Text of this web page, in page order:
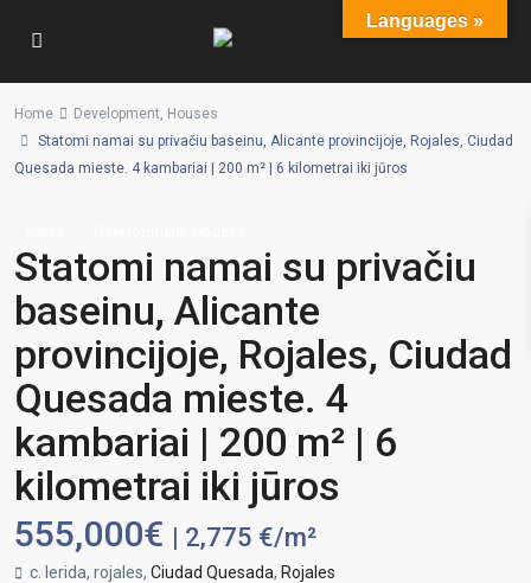
Home Development, Houses
Statomi namai su privačiu baseinu, Alicante provincijoje, Rojales, Ciudad
Quesada mieste. 4 kambariai | 200 m² | 6 kilometrai iki jūros
Statomi namai su privačiu
baseinu, Alicante
provincijoje, Rojales, Ciudad
Quesada mieste. 4
kambariai | 200 m² | 6
kilometrai iki jūros
555,000€ | 2,775 €/m²
c. lerida, rojales, Ciudad Quesada, Rojales
Languages »